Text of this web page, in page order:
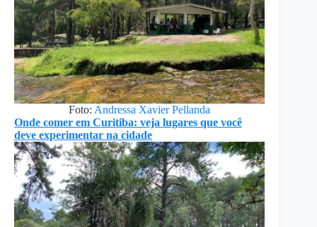
Foto: Andressa Xavier Pellanda
Onde comer em Curitiba: veja lugares que você
deve experimentar na cidade